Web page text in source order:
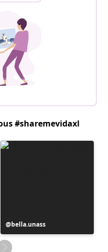
#sharemevidaxl
Publication
publiée
par
bella.unass